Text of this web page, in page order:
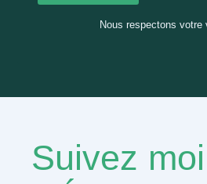
Nous respectons votre
Suivez